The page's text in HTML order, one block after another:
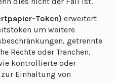
Token) erweitert
um weitere
getrennte
Rechte oder Tranchen,
kontrollierte oder
Einhaltung von